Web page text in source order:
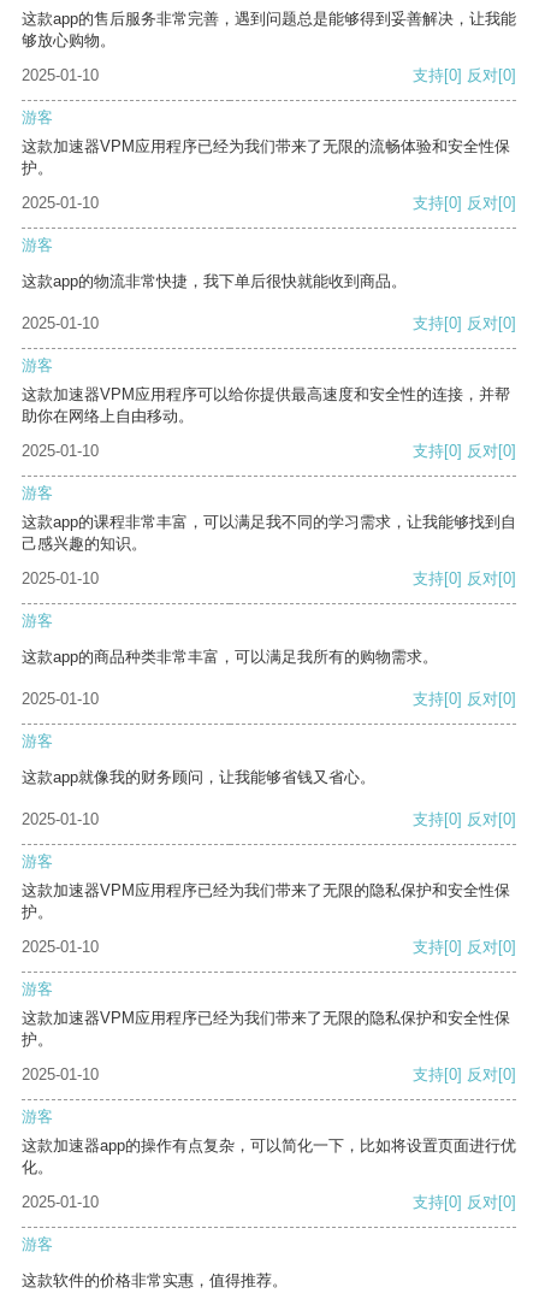
这款app的售后服务非常完善，遇到问题总是能够得到妥善解决，让我能
够放心购物。
2025-01-10
支持[0] 反对[0]
游客
这款加速器VPM应用程序已经为我们带来了无限的流畅体验和安全性保
护。
2025-01-10
支持[0] 反对[0]
游客
这款app的物流非常快捷，我下单后很快就能收到商品。
2025-01-10 支持[0] 反对[0]
游客
这款加速器VPM应用程序可以给你提供最高速度和安全性的连接，并帮
助你在网络上自由移动。
2025-01-10
支持[0] 反对[0]
游客
这款app的课程非常丰富，可以满足我不同的学习需求，让我能够找到自
己感兴趣的知识。
2025-01-10
支持[0] 反对[0]
游客
这款app的商品种类非常丰富，可以满足我所有的购物需求。
2025-01-10 支持[0] 反对[0]
游客
这款app就像我的财务顾问，让我能够省钱又省心。
2025-01-10 支持[0] 反对[0]
游客
这款加速器VPM应用程序已经为我们带来了无限的隐私保护和安全性保
护。
2025-01-10
支持[0] 反对[0]
游客
这款加速器VPM应用程序已经为我们带来了无限的隐私保护和安全性保
护。
2025-01-10
支持[0] 反对[0]
游客
这款加速器app的操作有点复杂，可以简化一下，比如将设置页面进行优
化。
2025-01-10
支持[0] 反对[0]
游客
这款软件的价格非常实惠，值得推荐。